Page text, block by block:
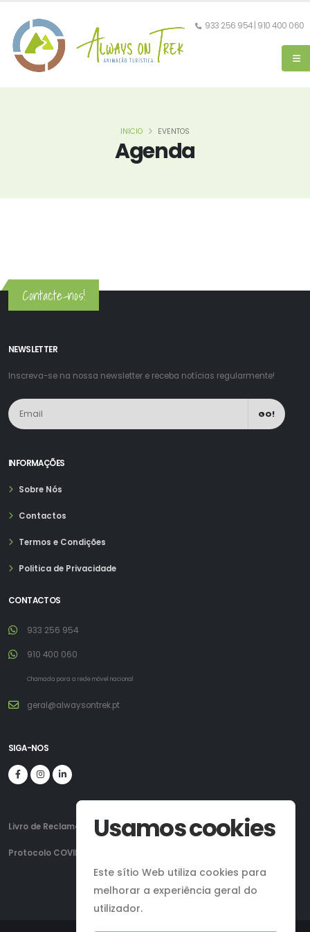
933 256 954 | 910 400 060
Agenda
INICIO EVENTOS
Contacte-nos!
NEWSLETTER
Inscreva-se na nossa newsletter e receba notícias regularmente!
GO!
INFORMAÇÕES
Sobre Nós
Contactos
Termos e Condições
Politica de Privacidade
CONTACTOS
933 256 954
910 400 060
Chamada para a rede móvel nacional
geral@alwaysontrek.pt
SIGA-NOS
Livro de Reclamações
Protocolo COVID-19
Usamos cookies
Este sítio Web utiliza cookies para
melhorar a experiência geral do
utilizador.